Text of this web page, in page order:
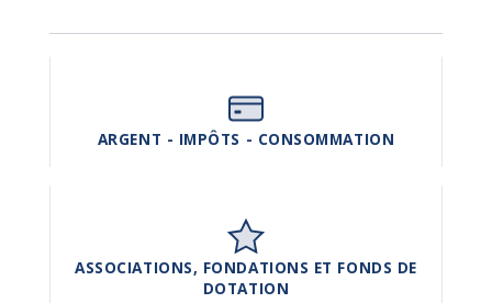
ARGENT - IMPÔTS - CONSOMMATION
ASSOCIATIONS, FONDATIONS ET FONDS DE
DOTATION